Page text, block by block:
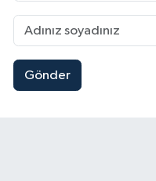
Gönder